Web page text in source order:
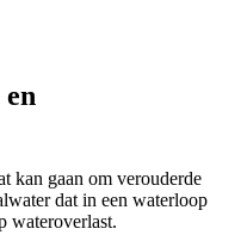
kan gaan om verouderde
dat in een waterloop
wateroverlast.